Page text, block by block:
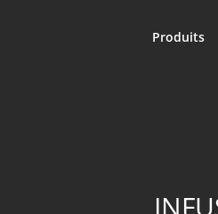
Produits